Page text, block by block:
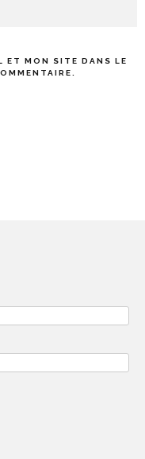
ET MON SITE DANS LE